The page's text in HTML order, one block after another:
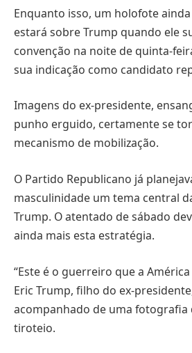
Enquanto isso, um holofote
estará sobre Trump quando ele
convenção na noite de quinta-
sua indicação como candidato
Imagens do ex-presidente,
punho erguido, certamente se
mecanismo de mobilização.
O Partido Republicano já
masculinidade um tema central
Trump. O atentado de sábado
ainda mais esta estratégia.
“Este é o guerreiro que a
Eric Trump, filho do ex-
acompanhado de uma fotografia
tiroteio.